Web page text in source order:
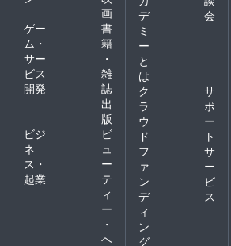
画
ゲー
ム・
サー
ビス
開発
書
籍
・
雑
誌
出
版
ビジ
ネ
ス・
起業
ビ
ュ
ー
テ
ィ
ー
・
ヘ
デ
ミ
ー
と
は
会
ク
ラ
ウ
ド
フ
ァ
ン
デ
ィ
ン
グ
サ
ポ
ー
ト
サ
ー
ビ
ス